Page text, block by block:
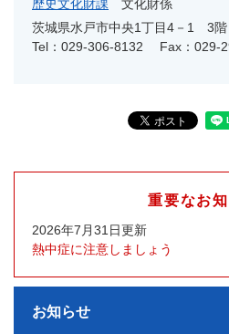
歴史文化財課
文化財係
茨城県水戸市中央1丁目4－1 3階
Tel：029-306-8132
Fax：029-
重要なお
2026年7月31日更新
熱中症に注意しましょう
お知らせ